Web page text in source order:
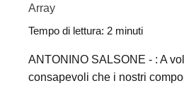
Array
Tempo di lettura: 2 minuti
ANTONINO SALSONE - : A
consapevoli che i nostri